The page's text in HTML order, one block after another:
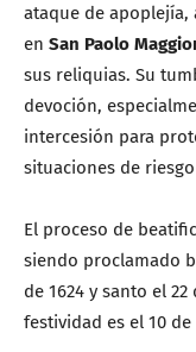
ataque de apoplejía,
en San Paolo
sus reliquias. Su
devoción,
intercesión para
situaciones de
El proceso de
siendo proclamado
de 1624 y santo el
festividad es el 10